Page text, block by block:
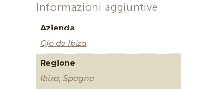
Informazioni aggiuntive
Azienda
Ojo de Ibiza
Regione
Ibiza, Spagna